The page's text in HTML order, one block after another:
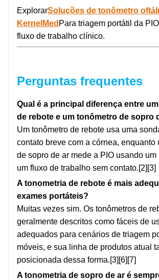
ExplorarSoluções de tonômetro
KernelMed Para triagem portátil da
fluxo de trabalho clínico.
Perguntas frequentes
Qual é a principal diferença entre
de rebote e um tonômetro de sopro
Um tonômetro de rebote usa uma
contato breve com a córnea, enquanto
de sopro de ar mede a PIO usando
um fluxo de trabalho sem contato.[2][3]
A tonometria de rebote é mais
exames portáteis?
Muitas vezes sim. Os tonômetros de
geralmente descritos como fáceis de
adequados para cenários de triagem
móveis, e sua linha de produtos atual
posicionada dessa forma.[3][6][7]
A tonometria de sopro de ar é